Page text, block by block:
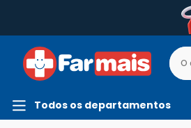
Todos os departamentos